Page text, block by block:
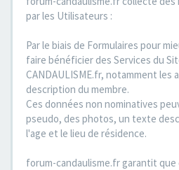
par les Utilisateurs :
Par le biais de Formulaires pour
faire bénéficier des Services du
CANDAULISME.fr, notamment les
description du membre.
Ces données non nominatives
pseudo, des photos, un texte
l'age et le lieu de résidence.
forum-candaulisme.fr garantit